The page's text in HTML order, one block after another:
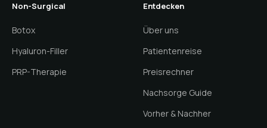
Non-Surgical
Botox
Hyaluron-Filler
PRP-Therapie
Entdecken
Über uns
Patientenreise
Preisrechner
Nachsorge Guide
Vorher & Nachher